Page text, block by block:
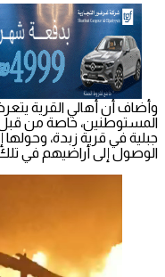
وأضاف أن أهالي القرية
المستوطنين، خاصة من
جبلية في قرية زبدة،
الوصول إلى أراضيهم في